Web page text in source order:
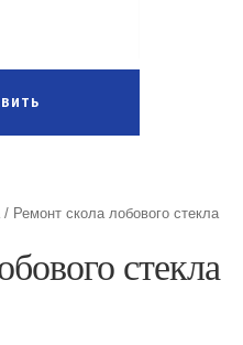
/ Ремонт скола лобового стекла
стекла